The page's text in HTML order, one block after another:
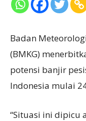
Badan
(BMKG)
potensi banjir
Indonesia mulai
“Situasi ini dipicu